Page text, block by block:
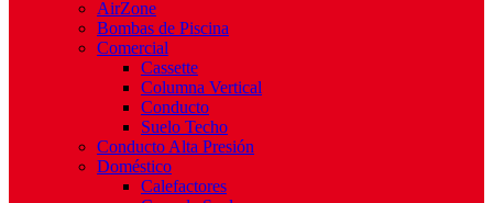
AirZone
Bombas de Piscina
Comercial
Cassette
Columna Vertical
Conducto
Suelo Techo
Conducto Alta Presión
Doméstico
Calefactores